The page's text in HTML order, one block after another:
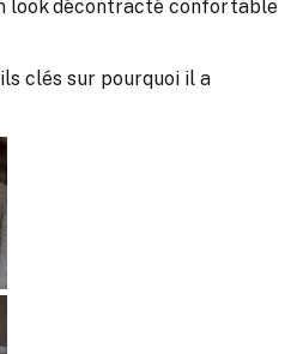
look décontracté confortable
clés sur pourquoi il a